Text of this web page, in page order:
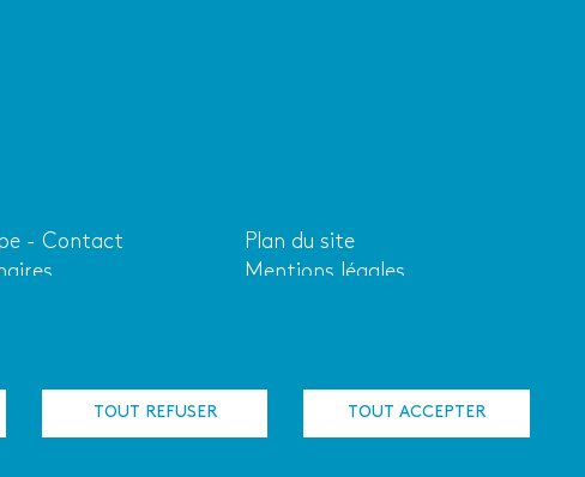
TOUT REFUSER TOUT ACCEPTER
- Contact
Liens
Plan du site
Mentions légales